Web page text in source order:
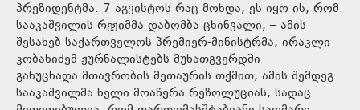
პრეზიდენტმა. 7 აგვისტოს რაც მოხდა, ეს იყო ის, რომ
სააკაშვილის რეჟიმმა დაბომბა ცხინვალი, – ამის
შესახებ საქართველოს პრემიერ-მინისტრმა, ირაკლი
კობახიძემ ჟურნალისტებს მუხათგვერდში
განუცხადა.მთავრობის მეთაურის თქმით, ამის შემდეგ
სააკაშვილმა ხელი მოაწერა რეზოლუციას, სადაც